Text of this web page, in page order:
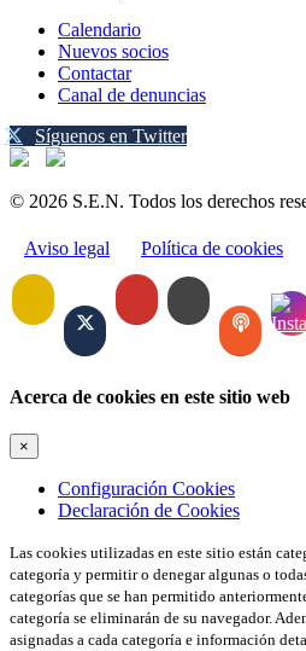
Calendario
Nuevos socios
Contactar
Canal de denuncias
Síguenos en Twitter
© 2026 S.E.N. Todos los derechos
Aviso legal Política de cookies
Acerca de cookies en este sitio web
×
Configuración Cookies
Declaración de Cookies
Las cookies utilizadas en este sitio están
categoría y permitir o denegar algunas o
categorías que se han permitido
categoría se eliminarán de su navegador.
asignadas a cada categoría e información